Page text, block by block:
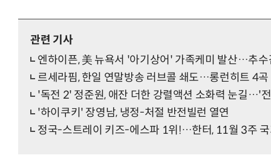
관련 기사
엔하이픈, 美 뉴욕서 '아기상어' 가족케미 발산…추
르세라핌, 한일 연말방송 러브콜 쇄도…롱런히트 4
'독전 2' 정준원, 애잔 더한 강렬액션 소화력 눈길…'
'하이쿠키' 장영남, 냉정-처절 반전빌런 열연
정국-스트레이 키즈-에스파 1위!…한터, 11월 3주